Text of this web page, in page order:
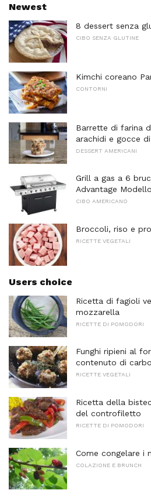
Newest
8 dessert senza
CIBO SENZA GLUTINE
Kimchi coreano
CONTORNI
Barrette di farina
arachidi e gocce
DESSERT AMERICANI
Grill a gas a 6
Advantage
CIBO AMERICANO
Broccoli, riso e
RICETTE VEGETALI
Users choice
Ricetta di fagioli
mozzarella
RICETTE DI POMODORI
Funghi ripieni al
contenuto di
RICETTE VEGETALI
Ricetta della
del controfiletto
RICETTE DI POMODORI
Come congelare i
COLAZIONE E BRUNCH